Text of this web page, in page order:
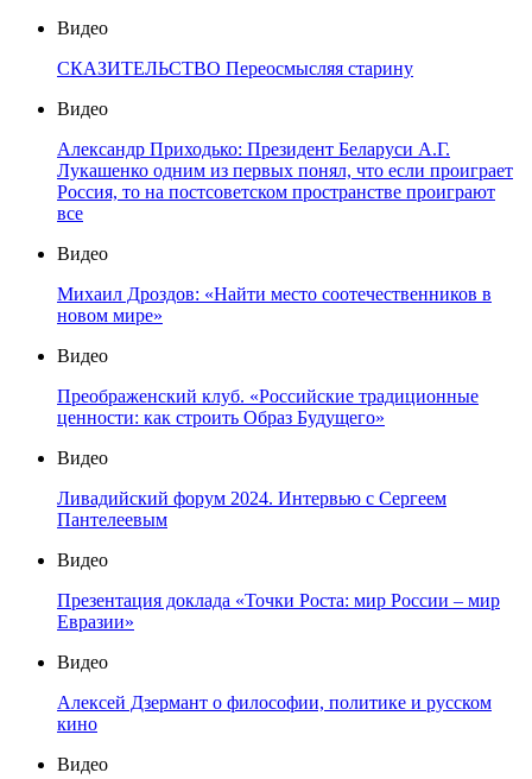
Видео
СКАЗИТЕЛЬСТВО Переосмысляя старину
Видео
Александр Приходько: Президент Беларуси А.Г.
Лукашенко одним из первых понял, что если проиграет
Россия, то на постсоветском пространстве проиграют
все
Видео
Михаил Дроздов: «Найти место соотечественников в
новом мире»
Видео
Преображенский клуб. «Российские традиционные
ценности: как строить Образ Будущего»
Видео
Ливадийский форум 2024. Интервью с Сергеем
Пантелеевым
Видео
Презентация доклада «Точки Роста: мир России – мир
Евразии»
Видео
Алексей Дзермант о философии, политике и русском
кино
Видео